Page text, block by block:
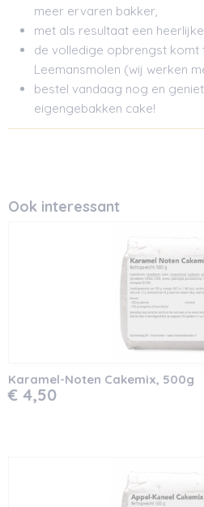
meer ervaren bakker,
met als resultaat een
de volledige opbrengst komt
Leemansmolen (wij werken
bestel vandaag nog en
eigengebakken cake!
Ook interessant
Karamel-Noten Cakemix, 500g
€ 4,50